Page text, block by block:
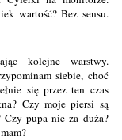
wartość? Bez sensu.
kolejne warstwy.
siebie, choć
się przez ten czas
Czy moje piersi są
Czy pupa nie za duża?